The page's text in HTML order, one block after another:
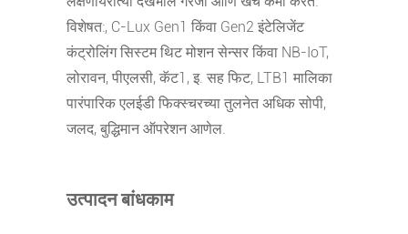
विशेषत:, C-Lux Gen1 किंवा Gen2 इंटेलिजेंट
कंट्रोलिंग सिस्टम थिट मोशन सेन्सर किंवा NB-IoT,
लोरावन, पीएलसी, कॅट1, इ. सह फिट, LTB1 मालिका
पारंपारिक एलईडी फिक्स्चरच्या तुलनेत अधिक सोपी,
जलद, बुद्धिमान ऑपरेशन आणेल.
उत्पादन बांधकाम